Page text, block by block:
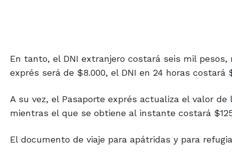
En tanto, el DNI extranjero costará seis mil
exprés será de $8.000, el DNI en 24 horas costará
A su vez, el Pasaporte exprés actualiza el valor
mientras el que se obtiene al instante costará
El documento de viaje para apátridas y para